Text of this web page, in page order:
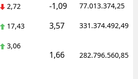
2,72 -1,09 77.013.374,25
17,43 3,57 331.374.492,49
3,06
1,66 282.796.560,85